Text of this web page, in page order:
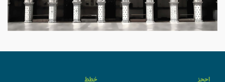
احجز خطط